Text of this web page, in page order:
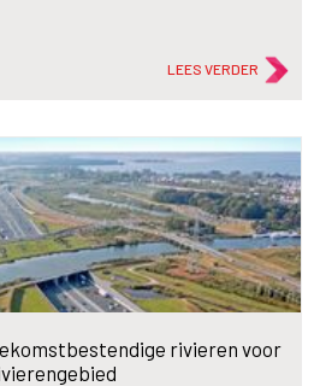
LEES VERDER
rivieren voor